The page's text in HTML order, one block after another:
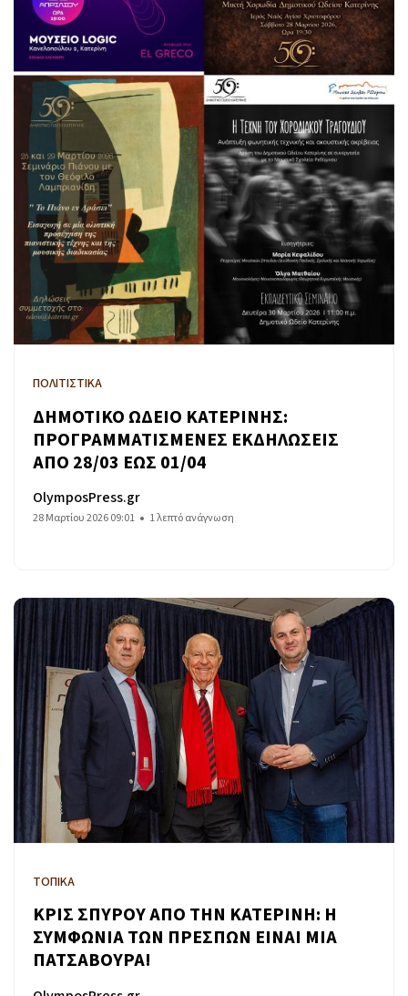
ΠΟΛΙΤΙΣΤΙΚΑ
ΔΗΜΟΤΙΚΟ ΩΔΕΙΟ ΚΑΤΕΡΙΝΗΣ:
ΠΡΟΓΡΑΜΜΑΤΙΣΜΕΝΕΣ ΕΚΔΗΛΩΣΕΙΣ
ΑΠΟ 28/03 ΕΩΣ 01/04
OlymposPress.gr
28 Μαρτίου 2026 09:01 1 λεπτό ανάγνωση
ΤΟΠΙΚΑ
ΚΡΙΣ ΣΠΥΡΟΥ ΑΠΟ ΤΗΝ ΚΑΤΕΡΙΝΗ: Η
ΣΥΜΦΩΝΙΑ ΤΩΝ ΠΡΕΣΠΩΝ ΕΙΝΑΙ ΜΙΑ
ΠΑΤΣΑΒΟΥΡΑ!